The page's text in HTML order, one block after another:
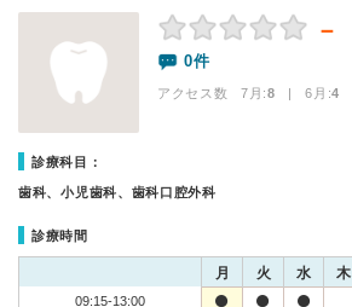
－
0件
アクセス数 7月:8 | 6月:4
診療科目：
歯科、小児歯科、歯科口腔外科
診療時間
月 火 水 木
09:15-13:00